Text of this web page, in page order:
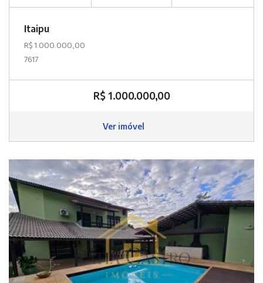
Itaipu
R$ 1.000.000,00
7617
R$ 1.000.000,00
Ver imóvel